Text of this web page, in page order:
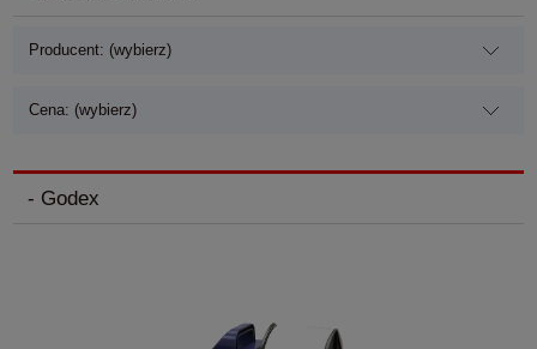
Producent: (wybierz)
Cena: (wybierz)
- Godex